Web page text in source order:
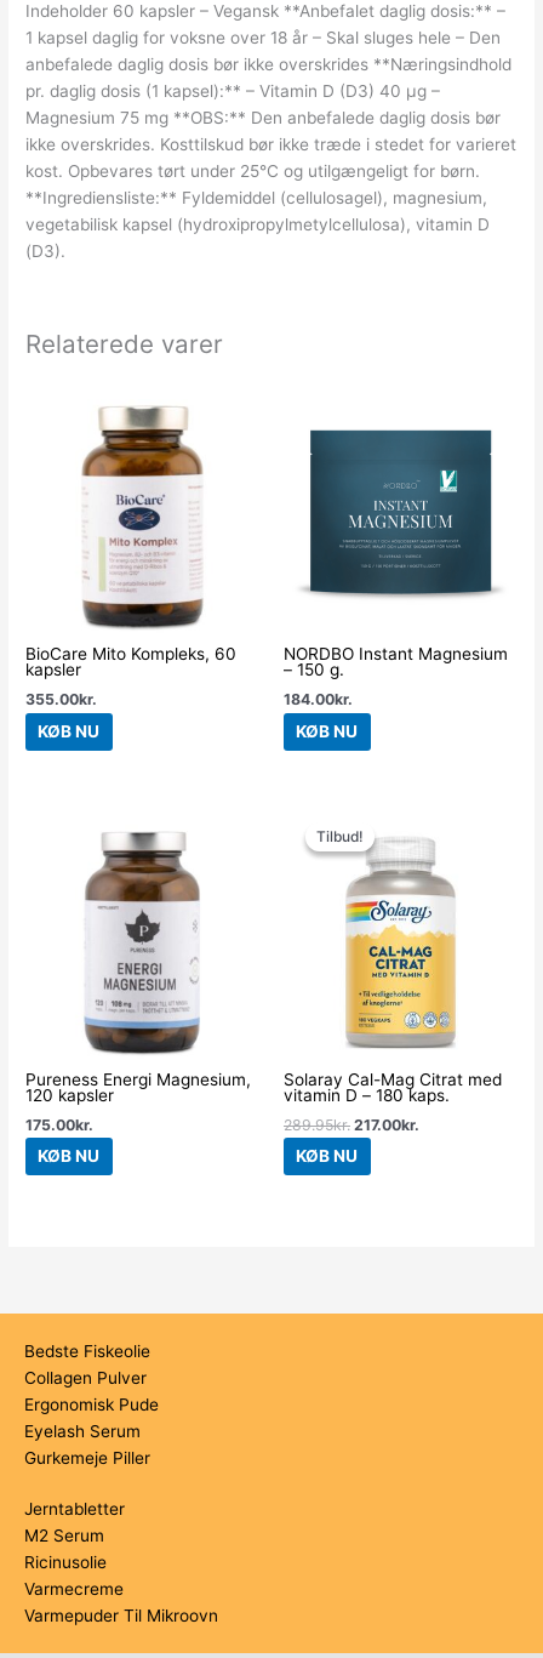
Indeholder 60 kapsler – Vegansk **Anbefalet daglig dosis:** –
1 kapsel daglig for voksne over 18 år – Skal sluges hele – Den
anbefalede daglig dosis bør ikke overskrides **Næringsindhold
pr. daglig dosis (1 kapsel):** – Vitamin D (D3) 40 µg –
Magnesium 75 mg **OBS:** Den anbefalede daglig dosis bør
ikke overskrides. Kosttilskud bør ikke træde i stedet for varieret
kost. Opbevares tørt under 25°C og utilgængeligt for børn.
**Ingrediensliste:** Fyldemiddel (cellulosagel), magnesium,
vegetabilisk kapsel (hydroxipropylmetylcellulosa), vitamin D
(D3).
Relaterede varer
BioCare Mito Kompleks, 60
kapsler
355.00kr.
KØB NU
NORDBO Instant Magnesium
– 150 g.
184.00kr.
KØB NU
Pureness Energi Magnesium,
120 kapsler
175.00kr.
KØB NU
Tilbud!
Tilbud!
Solaray Cal-Mag Citrat med
vitamin D – 180 kaps.
289.95kr.
oprindelige
pris
var:
289.95kr..
217.00kr.
pris
er:
217.00kr..
KØB NU
Bedste Fiskeolie
Collagen Pulver
Ergonomisk Pude
Eyelash Serum
Gurkemeje Piller
Jerntabletter
M2 Serum
Ricinusolie
Varmecreme
Varmepuder Til Mikroovn